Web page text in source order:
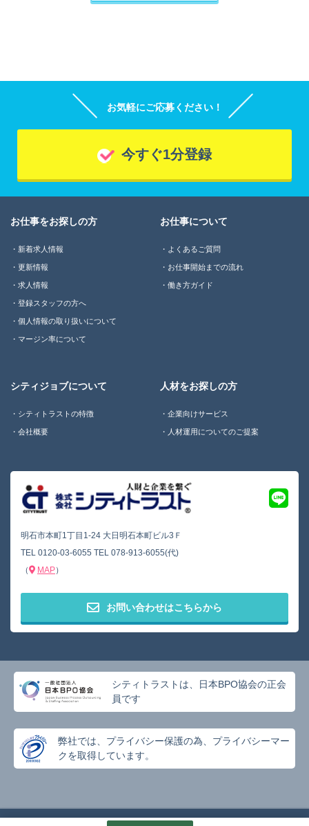
お気軽にご応募ください！
今すぐ1分登録
明石市本町1丁目1-24 大日明石本町ビル3Ｆ
TEL 0120-03-6055 TEL 078-913-6055(代)
（
MAP）
お問い合わせはこちらから
お仕事をお探しの方
新着求人情報
更新情報
求人情報
登録スタッフの方へ
個人情報の取り扱いについて
マージン率について
お仕事について
よくあるご質問
お仕事開始までの流れ
働き方ガイド
シティジョブについて
シティトラストの特徴
会社概要
人材をお探しの方
企業向けサービス
人材運用についてのご提案
シティトラストは、日本BPO協会の正会
員です
弊社では、プライバシー保護の為、プライバシーマー
クを取得しています。